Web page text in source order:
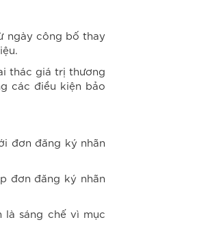
ngày công bố thay
thác giá trị thương
các điều kiện bảo
đơn đăng ký nhãn
đơn đăng ký nhãn
là sáng chế vì mục